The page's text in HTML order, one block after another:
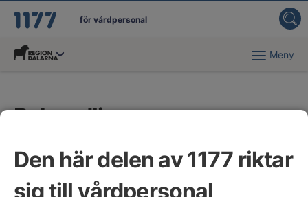
Den här delen av 1177 riktar
sig till vårdpersonal
för vårdpersonal
Du har valt region Meny
Behandling av